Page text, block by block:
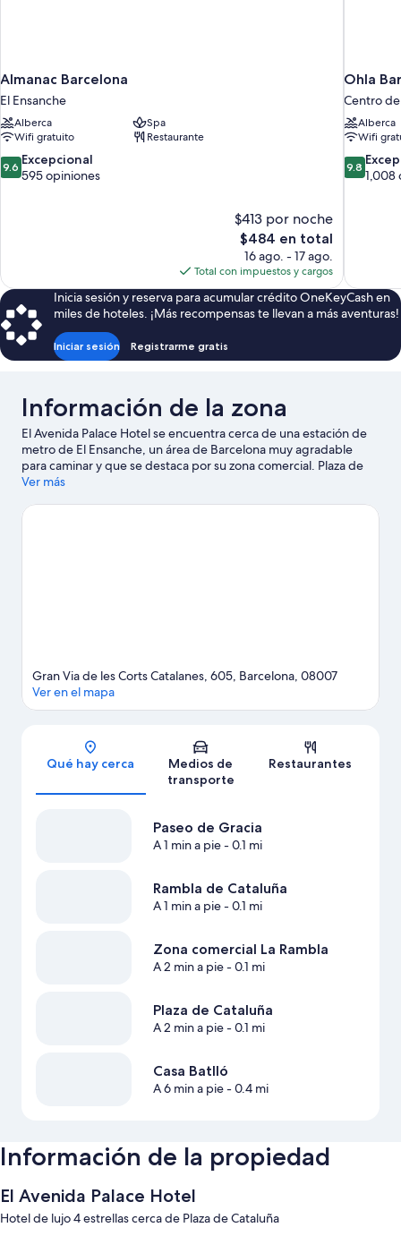
Almanac Barcelona
El Ensanche
Alberca
Spa
Wifi gratuito
Restaurante
9.6
de
9.6 Excepcional
595 opiniones
$413 por noche
El
precio
actual
es
de
$484
$484 en total
16 ago. - 17 ago.
Total con impuestos y cargos
Ohla
Centro
Alberca
Wifi
9.8
de
9.8
1,008
Inicia sesión y reserva para acumular crédito OneKeyCash en
miles de hoteles. ¡Más recompensas te llevan a más aventuras!
Iniciar sesión Registrarme gratis
Información de la zona
El Avenida Palace Hotel se encuentra cerca de una estación de
metro de El Ensanche, un área de Barcelona muy agradable
para caminar y que se destaca por su zona comercial. Plaza de
Cataluña y Zona comercial La Rambla son lugares emblemáticos,
Barceloneta y Park Güell. ¿Quieres asistir a un evento o partido
Ver más
Sección del mapa
Gran Via de les Corts Catalanes, 605, Barcelona, 08007
Ver en el mapa
Qué hay cerca
Medios de
transporte
Restaurantes
Paseo de Gracia
A 1 min a pie- 0.1 mi
Rambla de Cataluña
A 1 min a pie- 0.1 mi
Zona comercial La Rambla
A 2 min a pie- 0.1 mi
Plaza de Cataluña
A 2 min a pie- 0.1 mi
Casa Batlló
A 6 min a pie- 0.4 mi
Información de la propiedad
El Avenida Palace Hotel
Hotel de lujo 4 estrellas cerca de Plaza de Cataluña